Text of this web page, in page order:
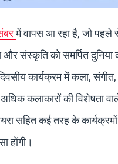
में वापस आ रहा है, जो पहले
और संस्कृति को समर्पित
कार्यक्रम में कला,
अधिक कलाकारों की
सहित कई तरह के
होंगी।